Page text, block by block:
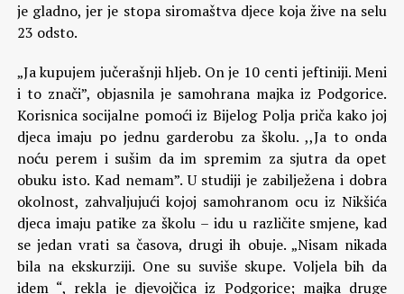
je gladno, jer je stopa siromaštva djece koja žive na selu
23 odsto.
„Ja kupujem jučerašnji hljeb. On je 10 centi jeftiniji. Meni
i to znači”, objasnila je samohrana majka iz Podgorice.
Korisnica socijalne pomoći iz Bijelog Polja priča kako joj
djeca imaju po jednu garderobu za školu. ,,Ja to onda
noću perem i sušim da im spremim za sjutra da opet
obuku isto. Kad nemam”. U studiji je zabilježena i dobra
okolnost, zahvaljujući kojoj samohranom ocu iz Nikšića
djeca imaju patike za školu – idu u različite smjene, kad
se jedan vrati sa časova, drugi ih obuje. „Nisam nikada
bila na ekskurziji. One su suviše skupe. Voljela bih da
idem “, rekla je djevojčica iz Podgorice; majka druge